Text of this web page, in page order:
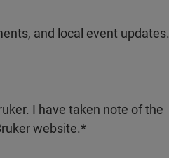
and local event updates.
I have taken note of the
website.